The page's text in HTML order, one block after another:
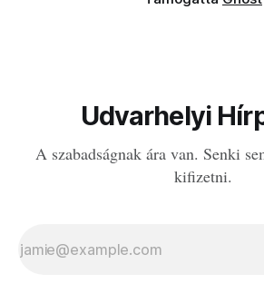
Udvarhelyi
A szabadságnak ára van. Senki
kifizetni.